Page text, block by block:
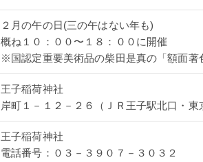
２月の午の日(三の午はない年も)
概ね１０：００〜１８：００に開催
※国認定重要美術品の柴田是真の「額面著
王子稲荷神社
岸町１－１２－２６（ＪＲ王子駅北口・東
王子稲荷神社
電話番号：０３－３９０７－３０３２